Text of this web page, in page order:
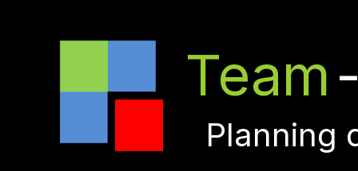
Team
Planning